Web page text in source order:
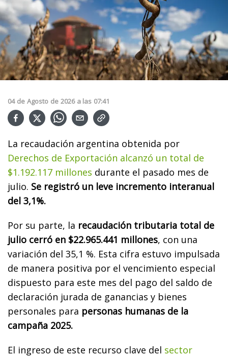
04 de Agosto de 2026 a las 07:41
La recaudación argentina obtenida por
Derechos de Exportación alcanzó un total de
$1.192.117 millones durante el pasado mes de
julio. Se registró un leve incremento interanual
del 3,1%.
Por su parte, la recaudación tributaria total de
julio cerró en $22.965.441 millones, con una
variación del 35,1 %. Esta cifra estuvo impulsada
de manera positiva por el vencimiento especial
dispuesto para este mes del pago del saldo de
declaración jurada de ganancias y bienes
personales para personas humanas de la
campaña 2025.
El ingreso de este recurso clave del sector